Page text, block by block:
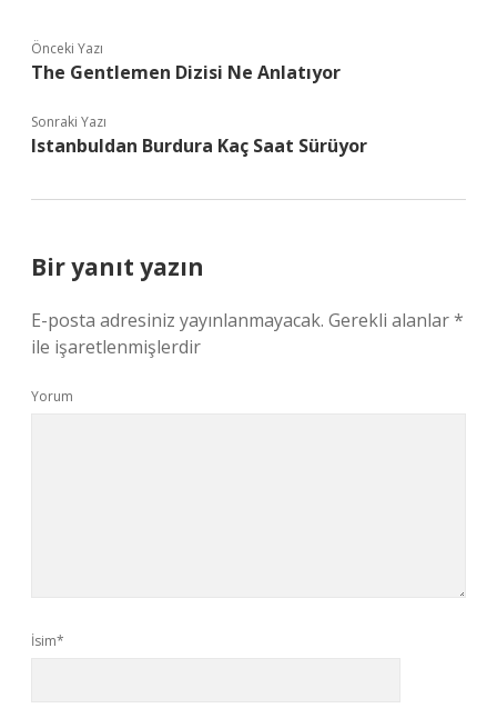
Önceki Yazı
The Gentlemen Dizisi Ne Anlatıyor
Sonraki Yazı
Istanbuldan Burdura Kaç Saat Sürüyor
Bir yanıt yazın
E-posta adresiniz yayınlanmayacak. Gerekli alanlar*
ile işaretlenmişlerdir
Yorum
İsim*